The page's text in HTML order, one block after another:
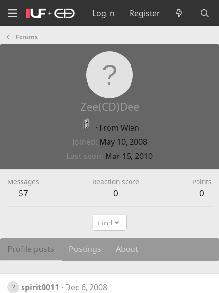
Log in Register
Forums
Zee(CD)Dee
· From Wien
Joined May 10, 2008
Last seen Mar 15, 2010
Messages
57
Reaction score
0
Points
0
Find
Profile posts Postings About
spirit0011
Dec 6, 2008